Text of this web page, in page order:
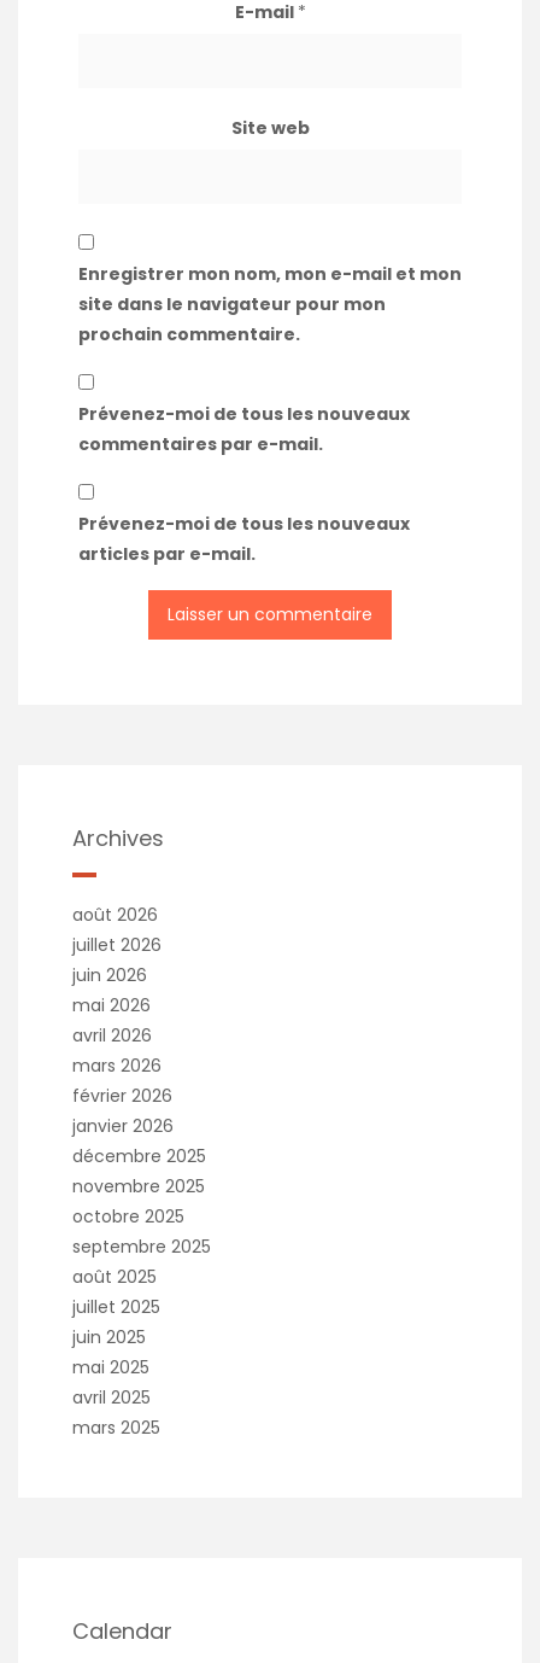
E-mail *
Site web
Enregistrer mon nom, mon e-mail et mon
site dans le navigateur pour mon
prochain commentaire.
Prévenez-moi de tous les nouveaux
commentaires par e-mail.
Prévenez-moi de tous les nouveaux
articles par e-mail.
Archives
août 2026
juillet 2026
juin 2026
mai 2026
avril 2026
mars 2026
février 2026
janvier 2026
décembre 2025
novembre 2025
octobre 2025
septembre 2025
août 2025
juillet 2025
juin 2025
mai 2025
avril 2025
mars 2025
Calendar